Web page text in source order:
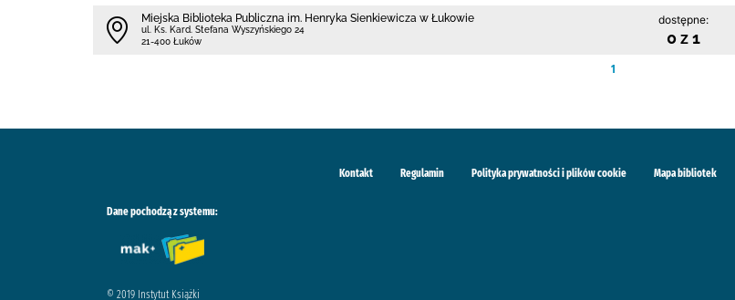
Miejska Biblioteka Publiczna im. Henryka Sienkiewicza w Łukowie
ul. Ks. Kard. Stefana Wyszyńskiego 24
21-400 Łuków
dostępne:
0 z 1
1
Kontakt Regulamin Polityka prywatności i plików cookie Mapa bibliotek
Dane pochodzą z systemu:
© 2019 Instytut Książki